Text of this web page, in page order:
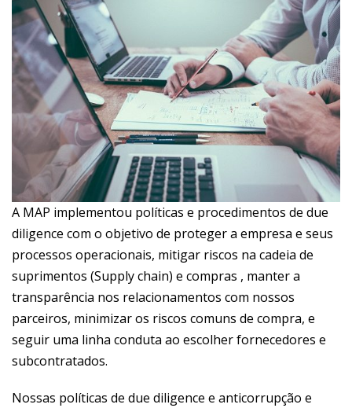
A MAP implementou políticas e procedimentos de due
diligence com o objetivo de proteger a empresa e seus
processos operacionais, mitigar riscos na cadeia de
suprimentos (Supply chain) e compras , manter a
transparência nos relacionamentos com nossos
parceiros, minimizar os riscos comuns de compra, e
seguir uma linha conduta ao escolher fornecedores e
subcontratados.
Nossas políticas de due diligence e anticorrupção e